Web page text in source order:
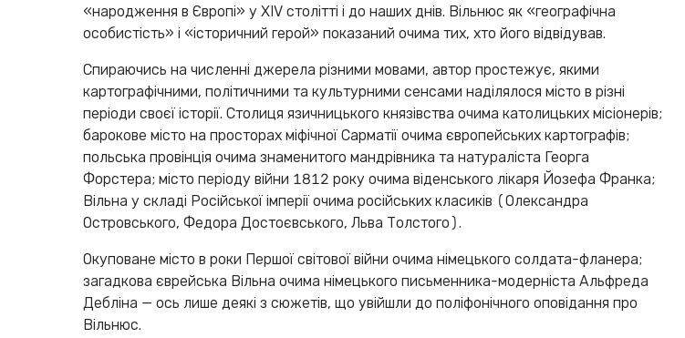
«народження в Європі» у XIV столітті і до наших днів. Вільнюс як «географічна
особистість» і «історичний герой» показаний очима тих, хто його відвідував.
Спираючись на численні джерела різними мовами, автор простежує, якими
картографічними, політичними та культурними сенсами наділялося місто в різні
періоди своєї історії. Столиця язичницького князівства очима католицьких місіонерів;
барокове місто на просторах міфічної Сарматії очима європейських картографів;
польська провінція очима знаменитого мандрівника та натураліста Георга
Форстера; місто періоду війни 1812 року очима віденського лікаря Йозефа Франка;
Вільна у складі Російської імперії очима російських класиків (Олександра
Островського, Федора Достоєвського, Льва Толстого).
Окуповане місто в роки Першої світової війни очима німецького солдата-фланера;
загадкова єврейська Вільна очима німецького письменника-модерніста Альфреда
Дебліна — ось лише деякі з сюжетів, що увійшли до поліфонічного оповідання про
Вільнюс.